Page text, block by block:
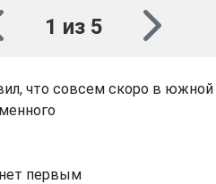
1 из 5
что совсем скоро в южной
первым